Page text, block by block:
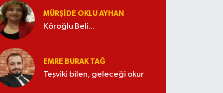
MÜRŞIDE OKLU AYHAN
Köroğlu Beli...
EMRE BURAK TAĞ
Teşviki bilen, geleceği okur